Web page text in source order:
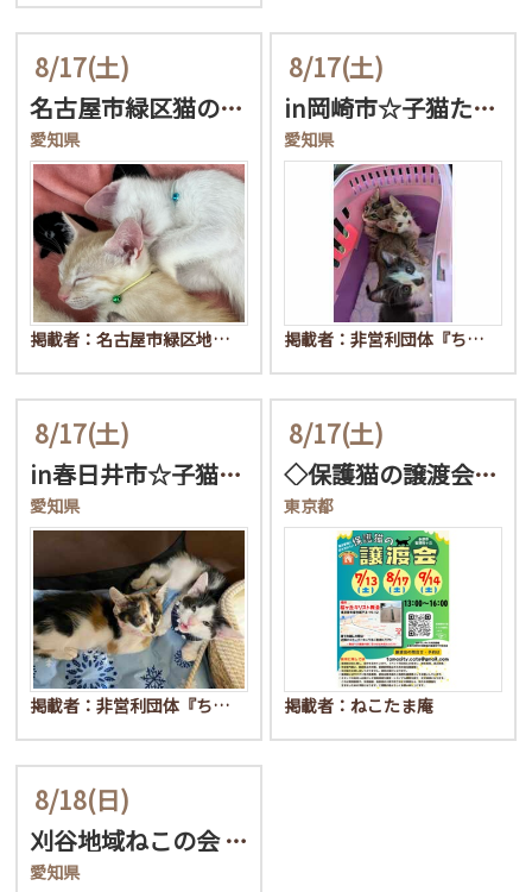
8/17(土)
名古屋市緑区猫の譲渡会
愛知県
掲載者：名古屋市緑区地…
8/17(土)
in岡崎市☆子猫たくさん…
愛知県
掲載者：非営利団体『ち…
8/17(土)
in春日井市☆子猫が沢山…
愛知県
掲載者：非営利団体『ち…
8/17(土)
◇保護猫の譲渡会◇in東…
東京都
掲載者：ねこたま庵
8/18(日)
刈谷地域ねこの会 譲渡会
愛知県